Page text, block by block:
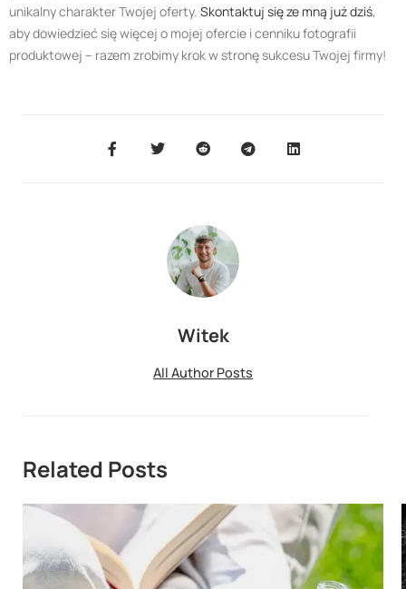
unikalny charakter Twojej oferty. Skontaktuj się ze mną już dziś,
aby dowiedzieć się więcej o mojej ofercie i cenniku fotografii
produktowej – razem zrobimy krok w stronę sukcesu Twojej firmy!
Witek
All Author Posts
Related Posts